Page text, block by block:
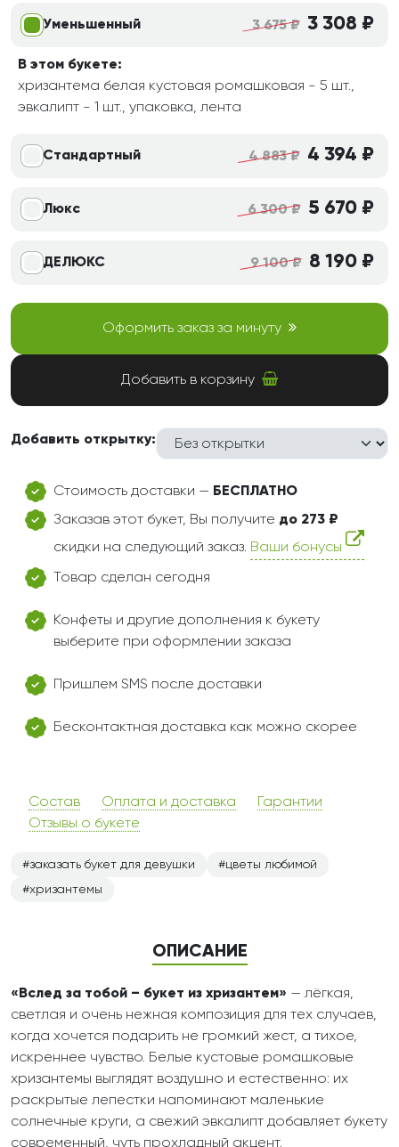
Уменьшенный 3 675 ₽ 3 308 ₽
В этом букете:
хризантема белая кустовая ромашковая - 5 шт.,
эвкалипт - 1 шт., упаковка, лента
Стандартный 4 883 ₽ 4 394 ₽
Люкс 6 300 ₽ 5 670 ₽
ДЕЛЮКС 9 100 ₽ 8 190 ₽
Оформить заказ за минуту
Добавить в корзину
Добавить открытку:
Стоимость доставки — БЕСПЛАТНО
Заказав этот букет, Вы получите до 273 ₽
скидки на следующий заказ. Ваши бонусы
Товар сделан сегодня
Конфеты и другие дополнения к букету
выберите при оформлении заказа
Пришлем SMS после доставки
Бесконтактная доставка как можно скорее
Состав Оплата и доставка
Гарантии
Отзывы о букете
заказать букет для девушки
цветы любимой
хризантемы
ОПИСАНИЕ
«Вслед за тобой – букет из хризантем» — лёгкая,
светлая и очень нежная композиция для тех случаев,
когда хочется подарить не громкий жест, а тихое,
искреннее чувство. Белые кустовые ромашковые
хризантемы выглядят воздушно и естественно: их
раскрытые лепестки напоминают маленькие
солнечные круги, а свежий эвкалипт добавляет букету
современный, чуть прохладный акцент.